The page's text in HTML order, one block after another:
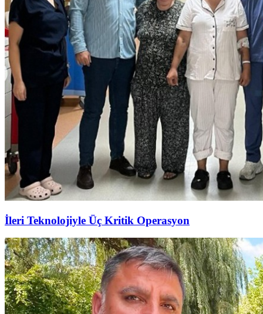
İleri Teknolojiyle Üç Kritik Operasyon